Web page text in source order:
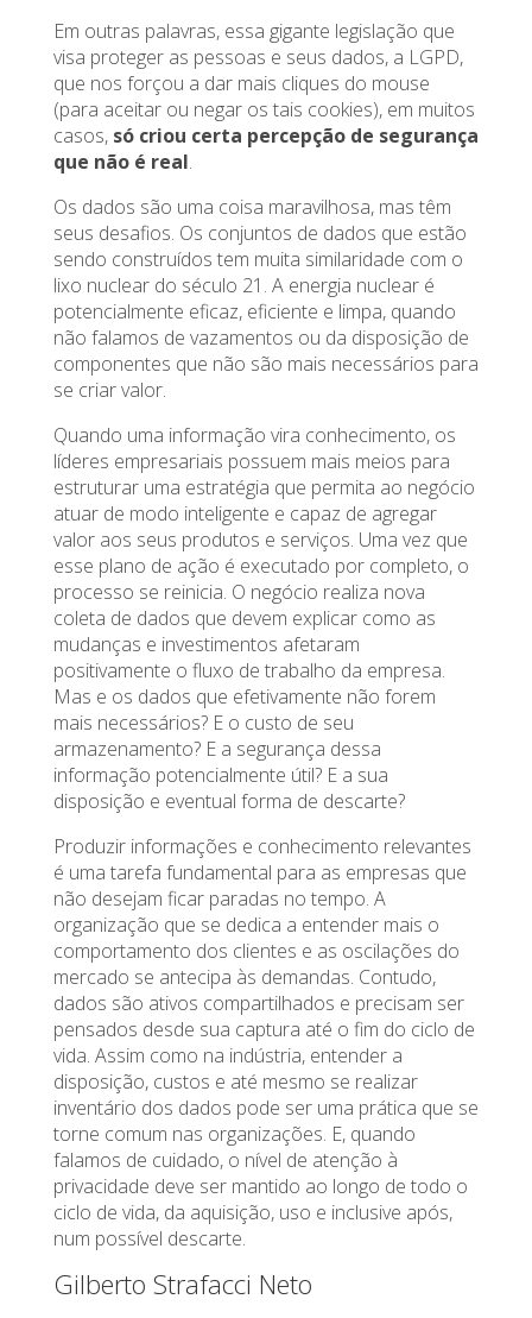
Em outras palavras, essa gigante legislação que
visa proteger as pessoas e seus dados, a LGPD,
que nos forçou a dar mais cliques do mouse
(para aceitar ou negar os tais cookies), em muitos
casos, só criou certa percepção de segurança
que não é real.
Os dados são uma coisa maravilhosa, mas têm
seus desafios. Os conjuntos de dados que estão
sendo construídos tem muita similaridade com o
lixo nuclear do século 21. A energia nuclear é
potencialmente eficaz, eficiente e limpa, quando
não falamos de vazamentos ou da disposição de
componentes que não são mais necessários para
se criar valor.
Quando uma informação vira conhecimento, os
líderes empresariais possuem mais meios para
estruturar uma estratégia que permita ao negócio
atuar de modo inteligente e capaz de agregar
valor aos seus produtos e serviços. Uma vez que
esse plano de ação é executado por completo, o
processo se reinicia. O negócio realiza nova
coleta de dados que devem explicar como as
mudanças e investimentos afetaram
positivamente o fluxo de trabalho da empresa.
Mas e os dados que efetivamente não forem
mais necessários? E o custo de seu
armazenamento? E a segurança dessa
informação potencialmente útil? E a sua
disposição e eventual forma de descarte?
Produzir informações e conhecimento relevantes
é uma tarefa fundamental para as empresas que
não desejam ficar paradas no tempo. A
organização que se dedica a entender mais o
comportamento dos clientes e as oscilações do
mercado se antecipa às demandas. Contudo,
dados são ativos compartilhados e precisam ser
pensados desde sua captura até o fim do ciclo de
vida. Assim como na indústria, entender a
disposição, custos e até mesmo se realizar
inventário dos dados pode ser uma prática que se
torne comum nas organizações. E, quando
falamos de cuidado, o nível de atenção à
privacidade deve ser mantido ao longo de todo o
ciclo de vida, da aquisição, uso e inclusive após,
num possível descarte.
Gilberto Strafacci Neto